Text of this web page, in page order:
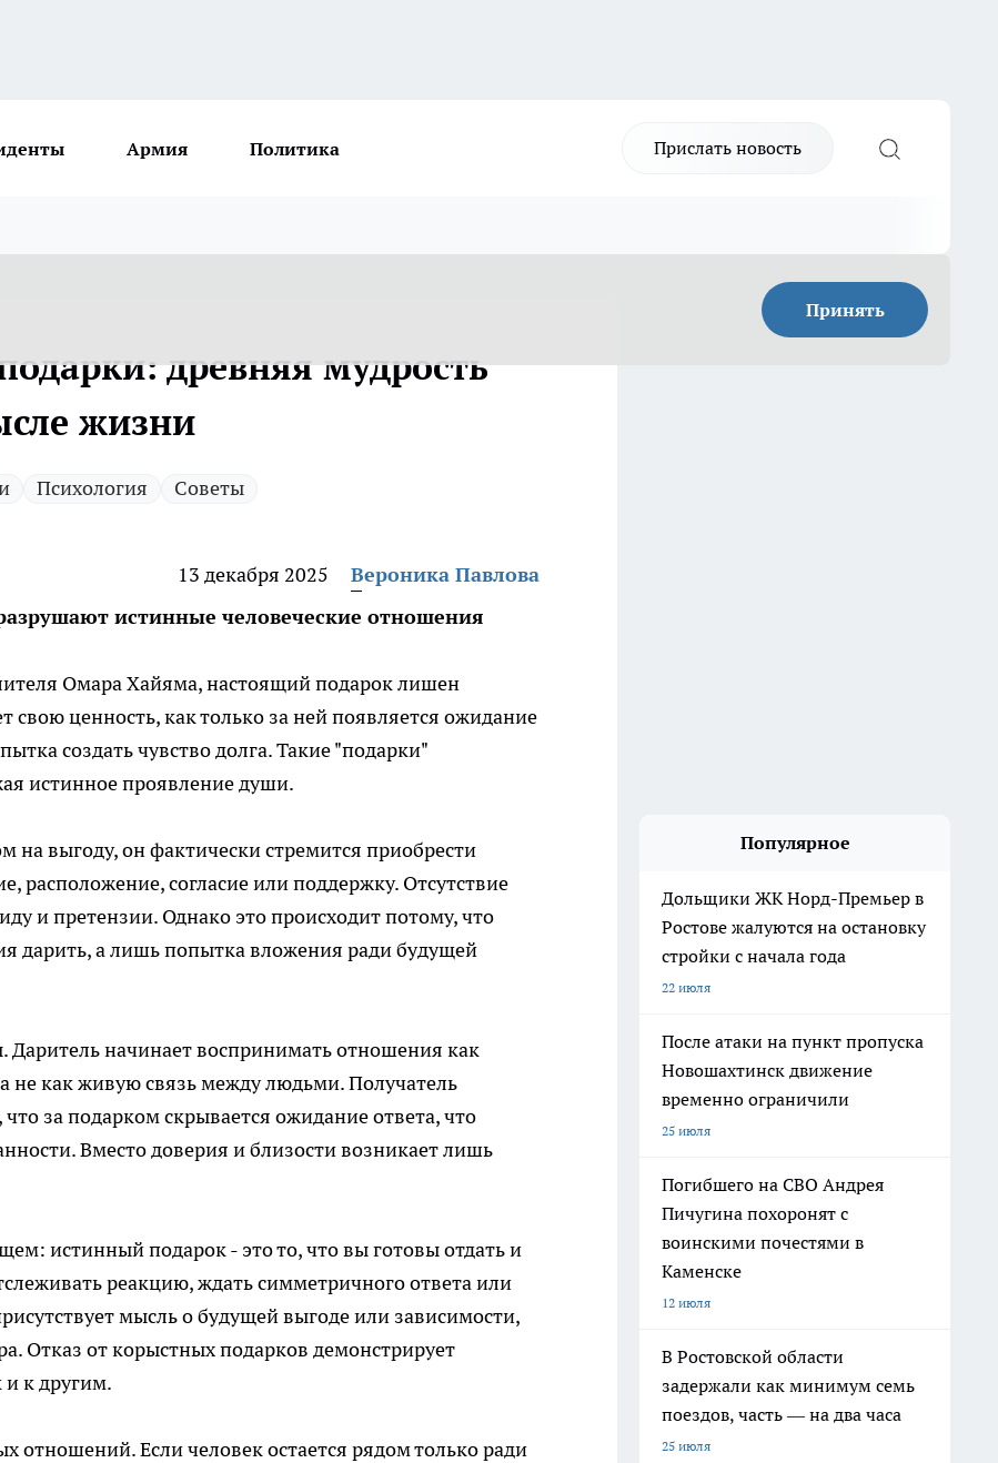
Армия Политика Прислать новость
Принять
древняя мудрость
жизни
Психология Советы
13 декабря 2025
Вероника Павлова
истинные человеческие отношения
Омара Хайяма, настоящий подарок лишен
свою ценность, как только за ней появляется ожидание
создать чувство долга. Такие "подарки"
истинное проявление души.
на выгоду, он фактически стремится приобрести
расположение, согласие или поддержку. Отсутствие
и претензии. Однако это происходит потому, что
дарить, а лишь попытка вложения ради будущей
начинает воспринимать отношения как
как живую связь между людьми. Получатель
за подарком скрывается ожидание ответа, что
Вместо доверия и близости возникает лишь
истинный подарок - это то, что вы готовы отдать и
реакцию, ждать симметричного ответа или
мысль о будущей выгоде или зависимости,
Отказ от корыстных подарков демонстрирует
и к другим.
Если человек остается рядом только ради
Популярное
Дольщики ЖК Норд-Премьер в
Ростове жалуются на остановку
стройки с начала года
22 июля
После атаки на пункт пропуска
Новошахтинск движение
временно ограничили
25 июля
Погибшего на СВО Андрея
Пичугина похоронят с
воинскими почестями в
Каменске
12 июля
В Ростовской области
задержали как минимум семь
поездов, часть — на два часа
25 июля